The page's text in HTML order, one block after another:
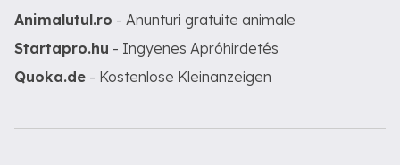
Animalutul.ro - Anunturi gratuite animale
Startapro.hu - Ingyenes Apróhirdetés
Quoka.de - Kostenlose Kleinanzeigen